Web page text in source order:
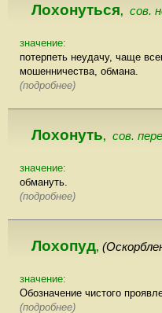
Лохонуться, сов.
значение:
потерпеть неудачу, чаще
мошенничества, обмана.
(подробнее)
Лохонуть, сов.
значение:
обмануть.
(подробнее)
Лохопуд,
значение:
Обозначение чистого
(подробнее)